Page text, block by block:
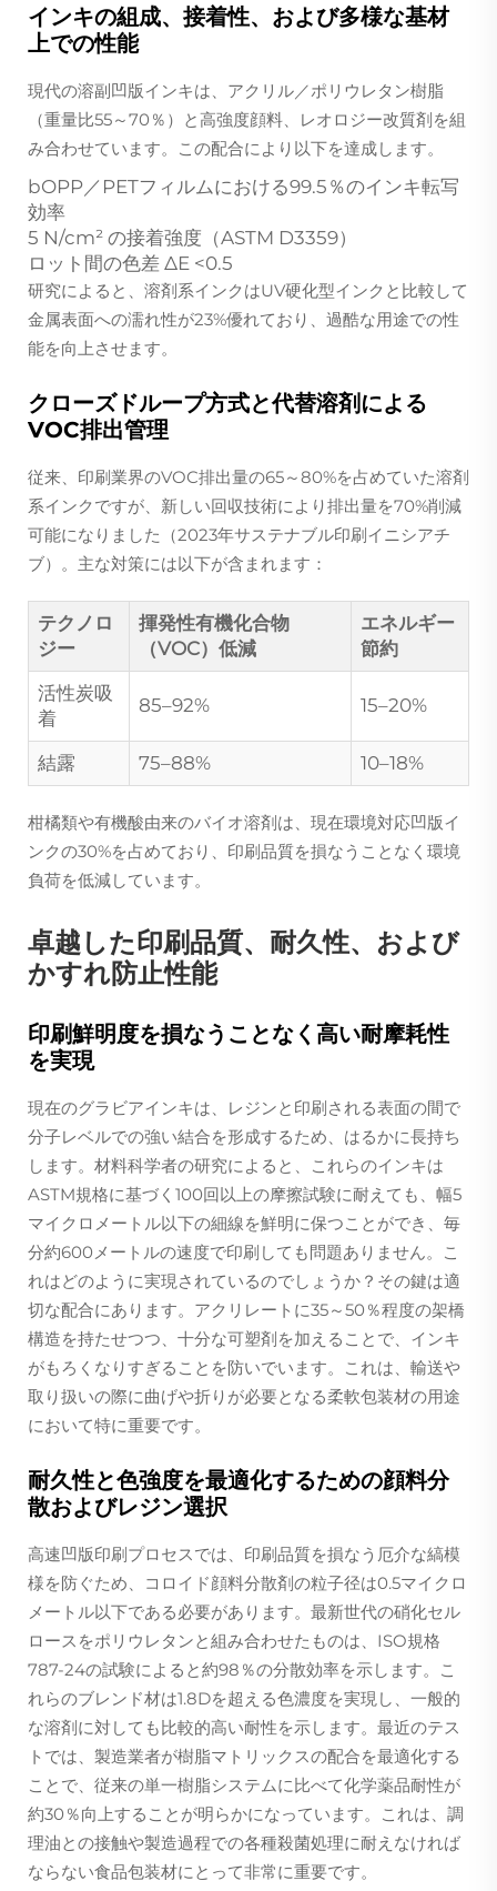
インキの組成、接着性、および多様な基材
上での性能
現代の溶副凹版インキは、アクリル／ポリウレタン樹脂
（重量比55～70％）と高強度顔料、レオロジー改質剤を組
み合わせています。この配合により以下を達成します。
bOPP／PETフィルムにおける99.5％のインキ転写
効率
5 N/cm² の接着強度（ASTM D3359）
ロット間の色差 ΔE <0.5
研究によると、溶剤系インクはUV硬化型インクと比較して
金属表面への濡れ性が23%優れており、過酷な用途での性
能を向上させます。
クローズドループ方式と代替溶剤による
VOC排出管理
従来、印刷業界のVOC排出量の65～80%を占めていた溶剤
系インクですが、新しい回収技術により排出量を70%削減
可能になりました（2023年サステナブル印刷イニシアチ
ブ）。主な対策には以下が含まれます：
テクノロ
ジー
揮発性有機化合物
（VOC）低減
エネルギー
節約
活性炭吸
着
85–92% 15–20%
結露 75–88% 10–18%
柑橘類や有機酸由来のバイオ溶剤は、現在環境対応凹版イ
ンクの30%を占めており、印刷品質を損なうことなく環境
負荷を低減しています。
卓越した印刷品質、耐久性、および
かすれ防止性能
印刷鮮明度を損なうことなく高い耐摩耗性
を実現
現在のグラビアインキは、レジンと印刷される表面の間で
分子レベルでの強い結合を形成するため、はるかに長持ち
します。材料科学者の研究によると、これらのインキは
ASTM規格に基づく100回以上の摩擦試験に耐えても、幅5
マイクロメートル以下の細線を鮮明に保つことができ、毎
分約600メートルの速度で印刷しても問題ありません。こ
れはどのように実現されているのでしょうか？その鍵は適
切な配合にあります。アクリレートに35～50％程度の架橋
構造を持たせつつ、十分な可塑剤を加えることで、インキ
がもろくなりすぎることを防いでいます。これは、輸送や
取り扱いの際に曲げや折りが必要となる柔軟包装材の用途
において特に重要です。
耐久性と色強度を最適化するための顔料分
散およびレジン選択
高速凹版印刷プロセスでは、印刷品質を損なう厄介な縞模
様を防ぐため、コロイド顔料分散剤の粒子径は0.5マイクロ
メートル以下である必要があります。最新世代の硝化セル
ロースをポリウレタンと組み合わせたものは、ISO規格
787-24の試験によると約98％の分散効率を示します。こ
れらのブレンド材は1.8Dを超える色濃度を実現し、一般的
な溶剤に対しても比較的高い耐性を示します。最近のテス
トでは、製造業者が樹脂マトリックスの配合を最適化する
ことで、従来の単一樹脂システムに比べて化学薬品耐性が
約30％向上することが明らかになっています。これは、調
理油との接触や製造過程での各種殺菌処理に耐えなければ
ならない食品包装材にとって非常に重要です。